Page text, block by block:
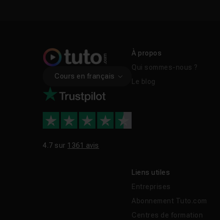
Cours en français
4.7 sur 1361 avis
À propos
Qui sommes-nous ?
Le blog
Liens utiles
Entreprises
Abonnement Tuto.com
Centres de formation